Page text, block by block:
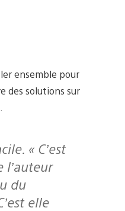
ensemble pour
des solutions sur
l’auteur
du
elle